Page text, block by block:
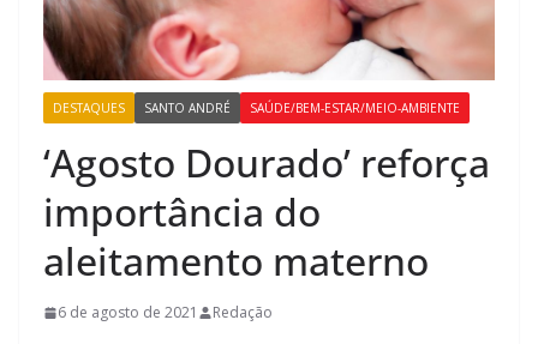
DESTAQUES SANTO ANDRÉ SAÚDE/BEM-ESTAR/MEIO-AMBIENTE
‘Agosto Dourado’ reforça
importância do
aleitamento materno
6 de agosto de 2021 Redação